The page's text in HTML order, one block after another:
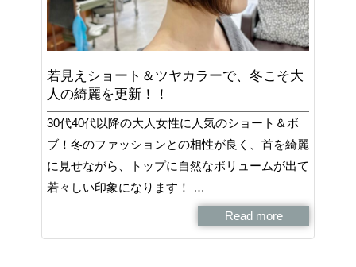
若見えショート＆ツヤカラーで、冬こそ大
人の綺麗を更新！！
30代40代以降の大人女性に人気のショート＆ボ
ブ！冬のファッションとの相性が良く、首を綺麗
に見せながら、トップに自然なボリュームが出て
若々しい印象になります！ …
Read more